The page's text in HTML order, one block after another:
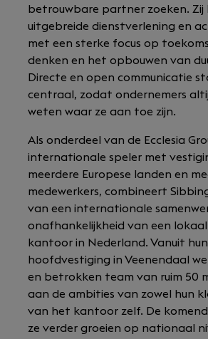
betrouwbare partner zoeken. Zij
uitgebreide dienstverlening en
met een sterke focus op
denken en het opbouwen van
Directe en open communicatie
centraal, zodat ondernemers
weten waar ze aan toe zijn.
Als onderdeel van de Ecclesia
internationale speler met
meerdere Europese landen en
medewerkers, combineert
van een internationale
onafhankelijkheid van een
kantoor in Nederland. Vanuit hun
hoofdvestiging in Veenendaal
en betrokken team van ruim 50
aan de ambities van zowel hun
van het kantoor zelf. De
ze verder groeien op nationaal